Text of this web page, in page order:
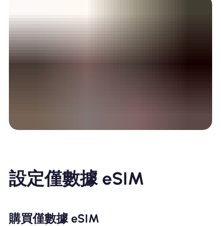
設定僅數據 eSIM
購買僅數據 eSIM